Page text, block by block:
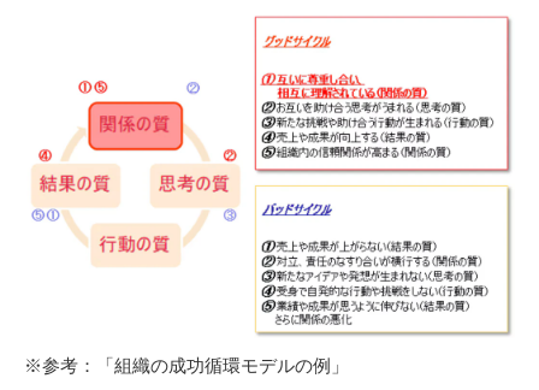
※参考：「組織の成功循環モデルの例」